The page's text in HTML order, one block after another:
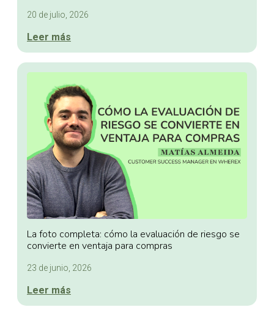
20 de julio, 2026
Leer más
La foto completa: cómo la evaluación de riesgo se
convierte en ventaja para compras
23 de junio, 2026
Leer más